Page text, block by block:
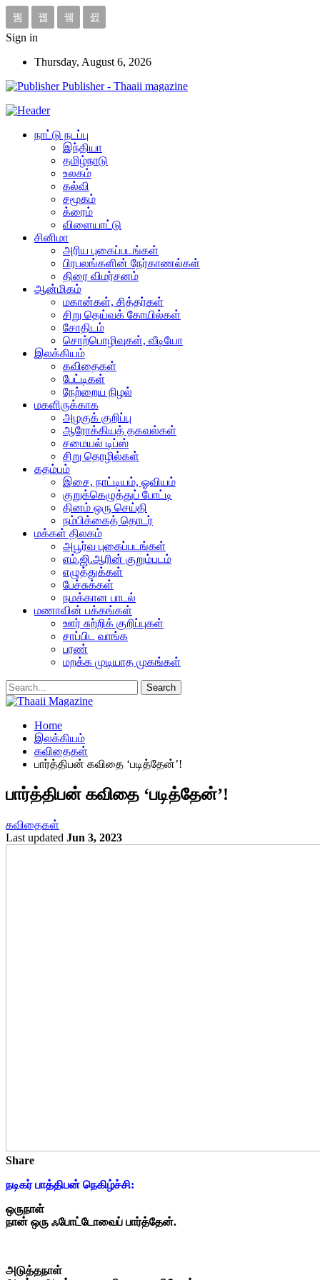
Sign in
Thursday, August 6, 2026
Publisher - Thaaii magazine
நாட்டு நடப்பு
இந்தியா
தமிழ்நாடு
உலகம்
கல்வி
சமூகம்
க்ரைம்
விளையாட்டு
சினிமா
அரிய புகைப்படங்கள்
பிரபலங்களின் நேர்காணல்கள்
திரை விமர்சனம்
ஆன்மிகம்
மகான்கள், சித்தர்கள்
சிறு தெய்வக் கோயில்கள்
சோதிடம்
சொற்பொழிவுகள், வீடியோ
இலக்கியம்
கவிதைகள்
பேட்டிகள்
நேற்றைய நிழல்
மகளிருக்காக
அழகுக் குறிப்பு
ஆரோக்கியத் தகவல்கள்
சமையல் டிப்ஸ்
சிறு தொழில்கள்
கதம்பம்
இசை, நாட்டியம், ஓவியம்
குறுக்கெழுத்துப் போட்டி
தினம் ஒரு செய்தி
நம்பிக்கைத் தொடர்
மக்கள் திலகம்
அபூர்வ புகைப்படங்கள்
எம்.ஜி.ஆரின் குறும்படம்
எழுத்துக்கள்
பேச்சுக்கள்
நமக்கான பாடல்
மணாவின் பக்கங்கள்
ஊர் சுற்றிக் குறிப்புகள்
சாப்பிட வாங்க
பரண்
மறக்க முடியாத முகங்கள்
Home
இலக்கியம்
கவிதைகள்
பார்த்திபன் கவிதை ‘படித்தேன்’!
பார்த்திபன் கவிதை ‘படித்தேன்’!
கவிதைகள்
Last updated Jun 3, 2023
Share
நடிகர் பாத்திபன் நெகிழ்ச்சி:
ஒருநாள்
நான் ஒரு ஃபோட்டோவைப் பார்த்தேன்.
அடுத்தநாள்